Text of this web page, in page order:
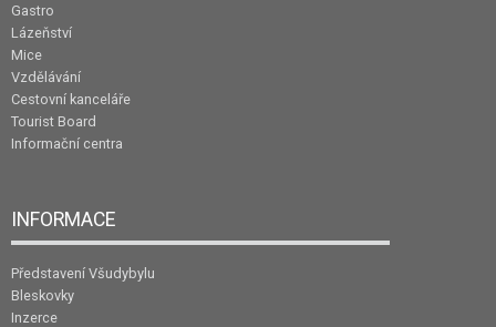
Gastro
Lázeňství
Mice
Vzdělávání
Cestovní kanceláře
Tourist Board
Informační centra
INFORMACE
Představení Všudybylu
Bleskovky
Inzerce